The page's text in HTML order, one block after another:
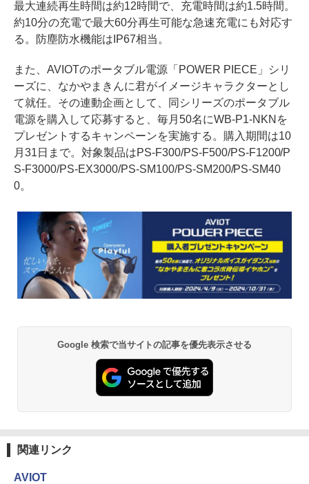
最大連続再生時間は約12時間で、充電時間は約1.5時間。
約10分の充電で最⼤60分再生可能な急速充電にも対応す
る。防塵防水機能はIP67相当。
また、AVIOTのポータブル電源「POWER PIECE」シリ
ーズに、なかやまきんに君がイメージキャラクターとし
て就任。その連動企画として、同シリーズのポータブル
電源を購入して応募すると、毎月50名にWB-P1-NKNを
プレゼントするキャンペーンを実施する。購入期間は10
月31日まで。対象製品はPS-F300/PS-F500/PS-F1200/P
S-F3000/PS-EX3000/PS-SM100/PS-SM200/PS-SM40
0。
Google 検索で当サイトの記事を優先表示させる
関連リンク
AVIOT